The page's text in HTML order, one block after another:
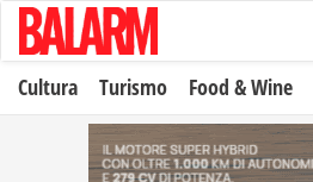
Cultura Turismo Food & Wine